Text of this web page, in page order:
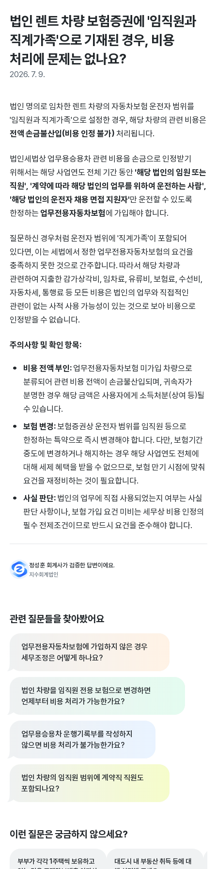
법인 렌트 차량 보험증권에 '임직원과
직계가족'으로 기재된 경우, 비용
처리에 문제는 없나요?
2026. 7. 9.
법인 명의로 임차한 렌트 차량의 자동차보험 운전자 범위를
'임직원과 직계가족'으로 설정한 경우, 해당 차량의 관련 비용은
전액 손금불산입(비용 인정 불가) 처리됩니다.
법인세법상 업무용승용차 관련 비용을 손금으로 인정받기
위해서는 해당 사업연도 전체 기간 동안'해당 법인의 임원 또는
직원', '계약에 따라 해당 법인의 업무를 위하여 운전하는 사람',
'해당 법인의 운전자 채용 면접 지원자'만 운전할 수 있도록
한정하는업무전용자동차보험에 가입해야 합니다.
질문하신 경우처럼 운전자 범위에 '직계가족'이 포함되어
있다면, 이는 세법에서 정한 업무전용자동차보험의 요건을
충족하지 못한 것으로 간주합니다. 따라서 해당 차량과
관련하여 지출한 감가상각비, 임차료, 유류비, 보험료, 수선비,
자동차세, 통행료 등 모든 비용은 법인의 업무와 직접적인
관련이 없는 사적 사용 가능성이 있는 것으로 보아 비용으로
인정받을 수 없습니다.
주의사항 및 확인 항목:
비용 전액 부인:업무전용자동차보험 미가입 차량으로
분류되어 관련 비용 전액이 손금불산입되며, 귀속자가
분명한 경우 해당 금액은 사용자에게 소득처분(상여 등)될
수 있습니다.
보험 변경:보험증권상 운전자 범위를 임직원 등으로
한정하는 특약으로 즉시 변경해야 합니다. 다만, 보험기간
중도에 변경하거나 해지하는 경우 해당 사업연도 전체에
대해 세제 혜택을 받을 수 없으므로, 보험 만기 시점에 맞춰
요건을 재정비하는 것이 필요합니다.
사실 판단:법인의 업무에 직접 사용되었는지 여부는 사실
판단 사항이나, 보험 가입 요건 미비는 세무상 비용 인정의
필수 전제조건이므로 반드시 요건을 준수해야 합니다.
정성훈 회계사가 검증한 답변이에요.
지수회계법인
관련 질문들을 찾아봤어요
업무전용자동차보험에 가입하지 않은 경우
세무조정은 어떻게 하나요?
법인 차량을 임직원 전용 보험으로 변경하면
언제부터 비용 처리가 가능한가요?
업무용승용차 운행기록부를 작성하지
않으면 비용 처리가 불가능한가요?
법인 차량의 임직원 범위에 계약직 직원도
포함되나요?
이런 질문은 궁금하지 않으세요?
부부가 각각 1주택씩 보유하고
대도시 내 부동산 취득 등에 대